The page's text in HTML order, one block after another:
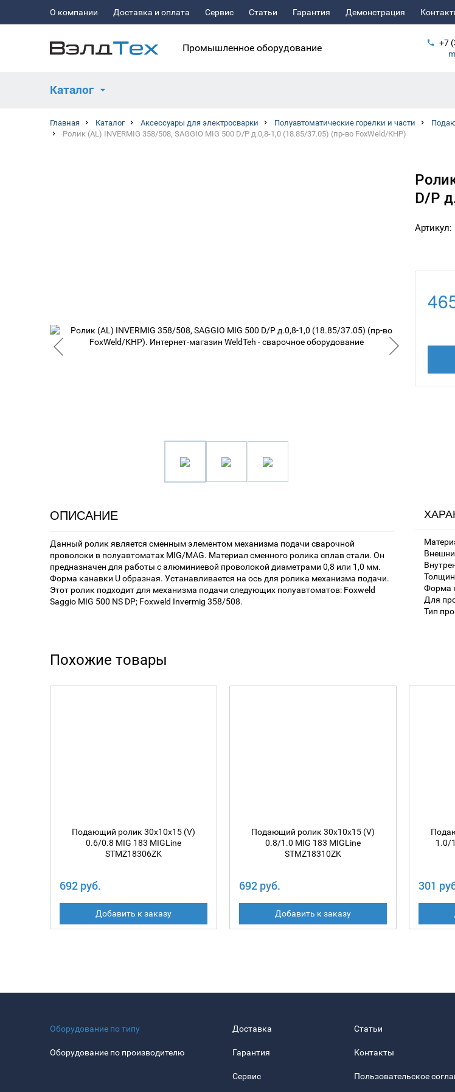
О компании Доставка и оплата Сервис Статьи Гарантия Демонстрация
Промышленное оборудование
+7
Каталог
Главная Каталог Аксессуары для электросварки Полуавтоматические горелки и части
Ролик (AL) INVERMIG 358/508, SAGGIO MIG 500 D/P д.0,8-1,0 (18.85/37.05) (пр-во FoxWeld/КНР)
D/P
Артикул:
ОПИСАНИЕ
Данный ролик является сменным элементом механизма подачи сварочной
проволоки в полуавтоматах MIG/MAG. Материал сменного ролика сплав стали. Он
предназначен для работы с алюминиевой проволокой диаметрами 0,8 или 1,0 мм.
Форма канавки U образная. Устанавливается на ось для ролика механизма подачи.
Этот ролик подходит для механизма подачи следующих полуавтоматов: Foxweld
Saggio MIG 500 NS DP; Foxweld Invermig 358/508.
Форма
Для
Тип
Похожие товары
Подающий ролик 30х10х15 (V)
0.6/0.8 MIG 183 MIGLine
STMZ18306ZK
692 руб.
Добавить к заказу
Подающий ролик 30х10х15 (V)
0.8/1.0 MIG 183 MIGLine
STMZ18310ZK
692 руб.
Добавить к заказу
1.0/
301
Оборудование по типу
Оборудование по производителю
Доставка
Гарантия
Сервис
Статьи
Контакты
Пользовательское